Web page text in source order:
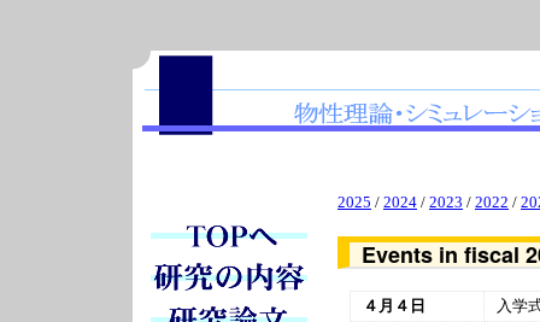
2025 / 2024 / 2023 / 2022 /
Events in fiscal
４月４日
入学